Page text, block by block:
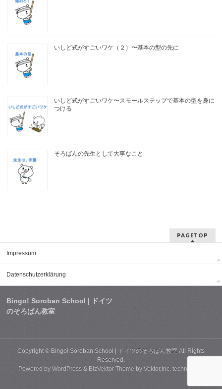
いしど式がすごいワケ（２）〜基本の型の先に
いしど式がすごいワケ〜スモールステップで基本の型を身に
つける
そろばんの先生として大事なこと
PAGETOP
Impressum
Datenschutzerklärung
Bingo! Soroban School | ドイツ
のそろばん教室
Copyright © Bingo! Soroban School | ドイツのそろばん教室All Rights
Reserved.
Powered byWordPress & BizVektor Theme byVektor,Inc. technology.